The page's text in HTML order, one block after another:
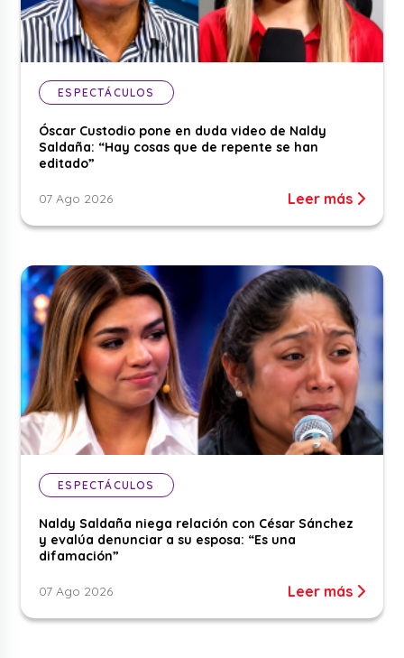
ESPECTÁCULOS
Óscar Custodio pone en duda video de Naldy
Saldaña: “Hay cosas que de repente se han
editado”
07 Ago 2026 Leer más
ESPECTÁCULOS
Naldy Saldaña niega relación con César Sánchez
y evalúa denunciar a su esposa: “Es una
difamación”
07 Ago 2026 Leer más